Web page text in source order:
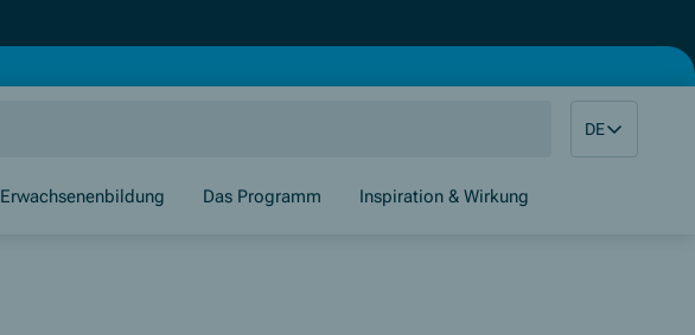
DE
Erwachsenenbildung Das Programm Inspiration & Wirkung